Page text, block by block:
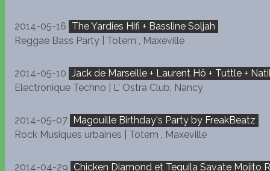
2014-05-16 The Yardies Hifi + Bassline Soljah
Reggae Bass Party | Totem , Maxeville
2014-05-10 Jack de Marseille + Laurent Hô + Tuttle +
Electronique Techno | L' Ostra Club, Nancy
2014-05-07 Magouille Birthday's Party by FreakBeatz
Rock Musiques urbaines | Totem , Maxeville
2014-04-29 Chicken Diamond et Tequila Savate Mojito